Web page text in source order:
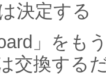
決定する
」をも
交換する